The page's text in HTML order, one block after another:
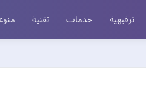
ترفيهية خدمات تقنية